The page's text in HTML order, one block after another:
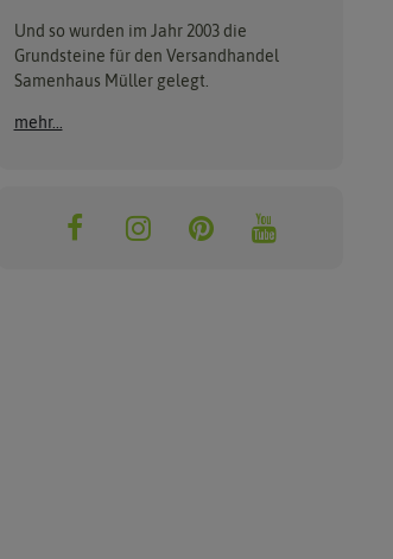
Und so wurden im Jahr 2003 die
Grundsteine für den Versandhandel
Samenhaus Müller gelegt.
mehr...